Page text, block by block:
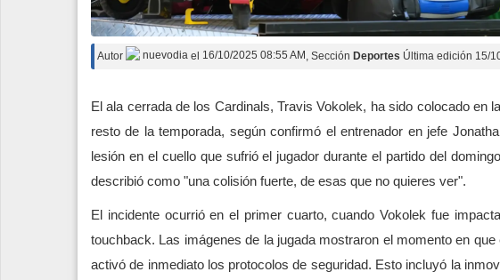
Autor nuevodia el 16/10/2025 08:55 AM , Sección Deportes Última edición 15/
El ala cerrada de los Cardinals, Travis Vokolek, ha sido colocado en
resto de la temporada, según confirmó el entrenador en jefe
lesión en el cuello que sufrió el jugador durante el partido del
describió como "una colisión fuerte, de esas que no quieres ver".
El incidente ocurrió en el primer cuarto, cuando Vokolek fue
touchback. Las imágenes de la jugada mostraron el momento en
activó de inmediato los protocolos de seguridad. Esto incluyó la